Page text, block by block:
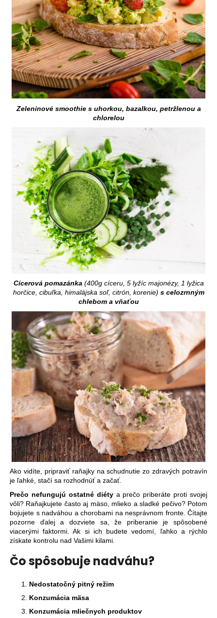
Zeleninové smoothie s uhorkou, bazalkou, petržlenou a
chlorelou
Cícerová pomazánka (400g cíceru, 5 lyžíc majonézy, 1 lyžica
horčice, cibuľka, himalájska soľ, citrón, korenie) s celozrnným
chlebom a vňaťou
Ako vidíte, pripraviť raňajky na schudnutie zo zdravých potravín
je ľahké, stačí sa rozhodnúť a začať.
Prečo nefungujú ostatné diétya prečo priberáte proti svojej
vôli? Raňajkujete často aj mäso, mlieko a sladké pečivo? Potom
bojujete s nadváhou a chorobami na nesprávnom fronte. Čítajte
pozorne ďalej a dozviete sa, že priberanie je spôsobené
viacerými faktormi. Ak si ich budete vedomí, ľahko a rýchlo
získate kontrolu nad Vašimi kilami.
Čo spôsobuje nadváhu?
Nedostatočný pitný režim
Konzumácia mäsa
Konzumácia mliečnych produktov